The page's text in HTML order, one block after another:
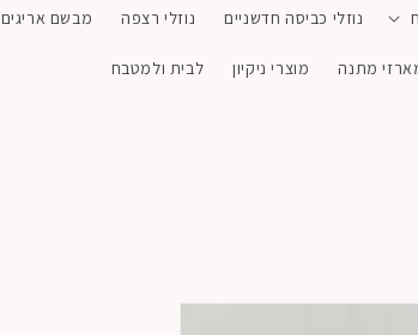
נוזלי כביסה חדשניים נוזלי רצפה מבשם אריגים
מתנה מוצרי ניקיון לבית ולמטבח